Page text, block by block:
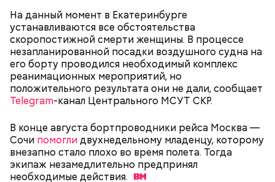
На данный момент в Екатеринбурге
устанавливаются все обстоятельства
скоропостижной смерти женщины. В процессе
незапланированной посадки воздушного судна на
его борту проводился необходимый комплекс
реанимационных мероприятий, но
положительного результата они не дали, сообщает
Telegram-канал Центрального МСУТ СКР.
В конце августа бортпроводники рейса Москва —
Сочи помоглидвухнедельному младенцу, которому
внезапно стало плохо во время полета. Тогда
экипаж незамедлительно предпринял
необходимые действия.
К 2023 году число несовершеннолетних детей,
воспитываемых в семье подозреваемой, достигло
15, самый младший из которых появился на свет в
2019 году. В частности, трое малышей родились в
2012 году. Кроме того, двумя годами позже
женщина рассказала в социальных сетях про
детского дома.
— Сначала нам предложили поджигать релейные
шкафы. Позже нам предложили заказное убийство
Маргариты Симоньян и Ксении Собчак, — сообщил
он.